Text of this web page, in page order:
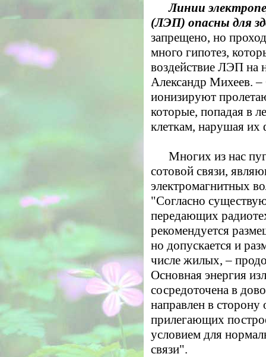
Линии
(ЛЭП) опасны для
запрещено, но
много гипотез,
воздействие ЛЭП на
Александр Михеев.
ионизируют
которые, попадая в
клеткам, нарушая
Многих из нас
сотовой связи,
электромагнитных
"Согласно
передающих
рекомендуется
но допускается и
числе жилых, –
Основная энергия
сосредоточена в
направлен в
прилегающих
условием для
связи".